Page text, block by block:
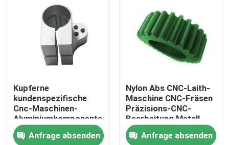
Kupferne
kundenspezifische
Cnc-Maschinen-
Aluminiumkomponenten
Achse Cnc 5 Achse
Cnc 4Anfrage absenden
Nylon Abs CNC-Laith-
Maschine CNC-Fräsen
Präzisions-CNC-
Bearbeitung Metall
Custom
Anfrage absenden